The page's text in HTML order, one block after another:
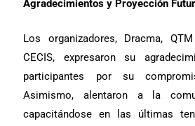
Agradecimientos y Proyección
Los organizadores, Dracma,
CECIS, expresaron su
participantes por su
Asimismo, alentaron a la
capacitándose en las últimas